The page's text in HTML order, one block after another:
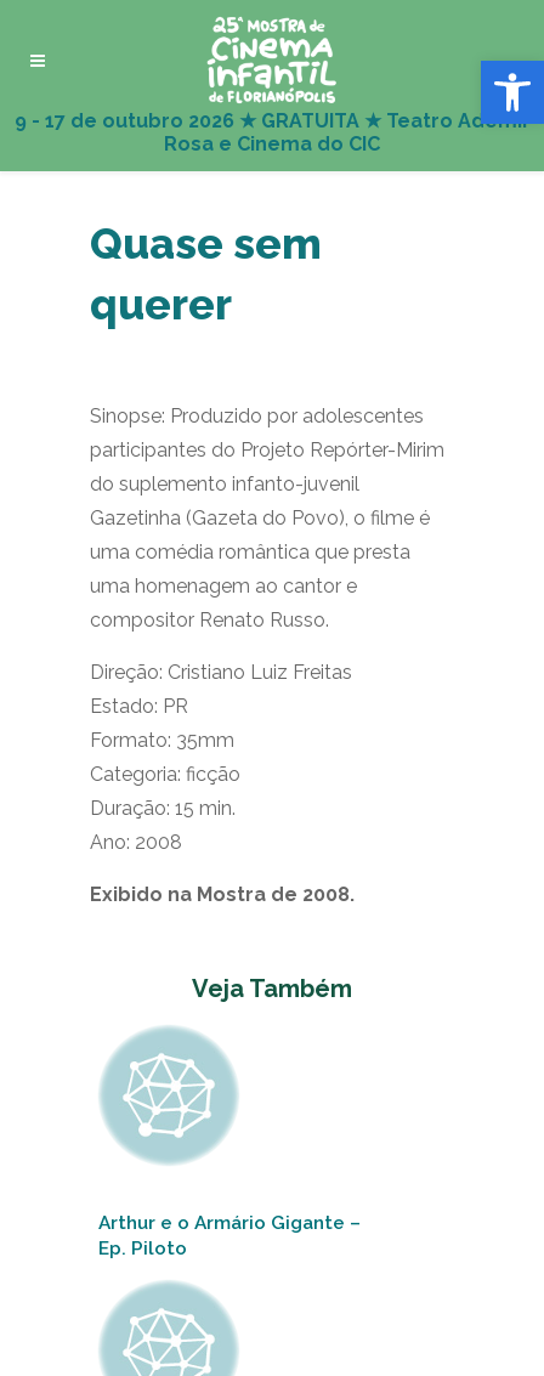
Abrir
Quase sem
querer
Sinopse: Produzido por adolescentes
participantes do Projeto Repórter-Mirim
do suplemento infanto-juvenil
Gazetinha (Gazeta do Povo), o filme é
uma comédia romântica que presta
uma homenagem ao cantor e
compositor Renato Russo.
Direção: Cristiano Luiz Freitas
Estado: PR
Formato: 35mm
Categoria: ficção
Duração: 15 min.
Ano: 2008
Exibido na Mostra de 2008.
Veja Também
Arthur e o Armário Gigante –
Ep. Piloto